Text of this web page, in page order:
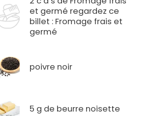
et germé regardez ce
billet : Fromage frais et
germé
poivre noir
5 g de beurre noisette